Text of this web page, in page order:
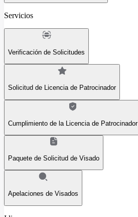
Servicios
Verificación de Solicitudes
Solicitud de Licencia de Patrocinador
Cumplimiento de la Licencia de Patrocinador
Paquete de Solicitud de Visado
Apelaciones de Visados